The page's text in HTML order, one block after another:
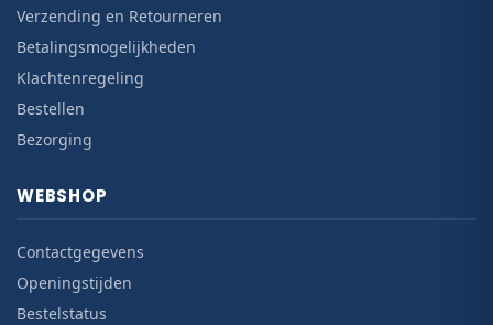
Verzending en Retourneren
Betalingsmogelijkheden
Klachtenregeling
Bestellen
Bezorging
WEBSHOP
Contactgegevens
Openingstijden
Bestelstatus